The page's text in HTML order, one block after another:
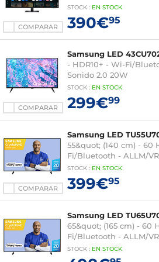
COMPARAR
HDR10 - Wi-Fi/
C - Hub USB - Mando
STOCK : EN STOCK
390€95
COMPARAR
Samsung LED
- HDR10+ - Wi-Fi/
Sonido 2.0 20W
STOCK : EN STOCK
299€99
COMPARAR
Samsung LED
55&quot; (140 cm) - 60
Fi/Bluetooth - ALLM/
STOCK : EN STOCK
399€95
Samsung LED
65&quot; (165 cm) - 60
Fi/Bluetooth - ALLM/
STOCK : EN STOCK